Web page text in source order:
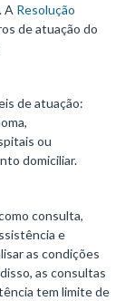
A Resolução
de atuação do
de atuação:
ou
domiciliar.
consulta,
e
as condições
as consultas
tem limite de